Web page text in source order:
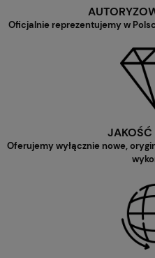
Oficjalnie reprezentujemy w
JAKOŚĆ
Oferujemy wyłącznie nowe,